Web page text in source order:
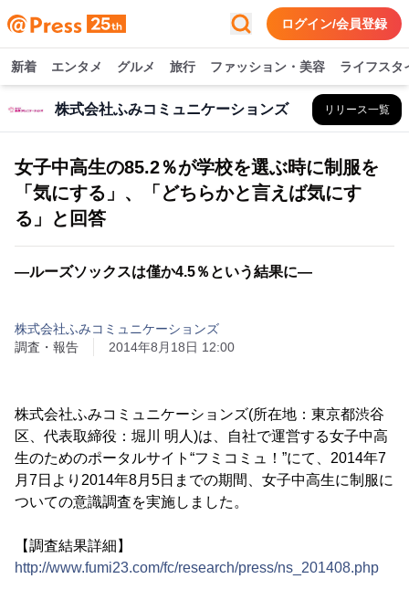
ログイン/会員登録
新着 エンタメ グルメ 旅行 ファッション・美容 ライフスタ
株式会社ふみコミュニケーションズ リリース一覧
女子中高生の85.2％が学校を選ぶ時に制服を
「気にする」、「どちらかと言えば気にす
る」と回答
―ルーズソックスは僅か4.5％という結果に―
株式会社ふみコミュニケーションズ
調査・報告
2014年8月18日 12:00
株式会社ふみコミュニケーションズ(所在地：東京都渋谷
区、代表取締役：堀川 明人)は、自社で運営する女子中高
生のためのポータルサイト“フミコミュ！”にて、2014年7
月7日より2014年8月5日までの期間、女子中高生に制服に
ついての意識調査を実施しました。
【調査結果詳細】
http://www.fumi23.com/fc/research/press/ns_201408.php